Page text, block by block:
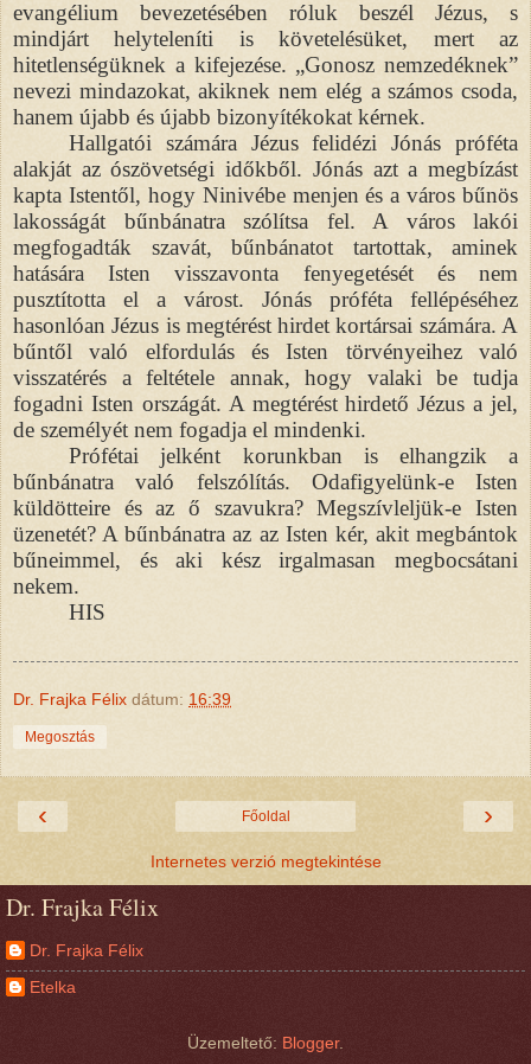
evangélium bevezetésében róluk beszél Jézus, s
mindjárt helyteleníti is követelésüket, mert az
hitetlenségüknek a kifejezése. „Gonosz nemzedéknek”
nevezi mindazokat, akiknek nem elég a számos csoda,
hanem újabb és újabb bizonyítékokat kérnek.
Hallgatói számára Jézus felidézi Jónás próféta
alakját az ószövetségi időkből. Jónás azt a megbízást
kapta Istentől, hogy Ninivébe menjen és a város bűnös
lakosságát bűnbánatra szólítsa fel. A város lakói
megfogadták szavát, bűnbánatot tartottak, aminek
hatására Isten visszavonta fenyegetését és nem
pusztította el a várost. Jónás próféta fellépéséhez
hasonlóan Jézus is megtérést hirdet kortársai számára. A
bűntől való elfordulás és Isten törvényeihez való
visszatérés a feltétele annak, hogy valaki be tudja
fogadni Isten országát. A megtérést hirdető Jézus a jel,
de személyét nem fogadja el mindenki.
Prófétai jelként korunkban is elhangzik a
bűnbánatra való felszólítás. Odafigyelünk-e Isten
küldötteire és az ő szavukra? Megszívleljük-e Isten
üzenetét? A bűnbánatra az az Isten kér, akit megbántok
bűneimmel, és aki kész irgalmasan megbocsátani
nekem.
HIS
Dr. Frajka Félix dátum: 16:39
Megosztás
‹ ›
Főoldal
Internetes verzió megtekintése
Dr. Frajka Félix
Dr. Frajka Félix
Etelka
Üzemeltető: Blogger.